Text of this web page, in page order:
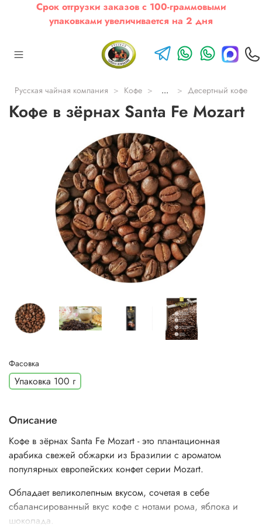
Срок отгрузки заказов с 100-граммовыми
упаковками увеличивается на 2 дня
Русская чайная компания Кофе ... Десертный кофе
Кофе в зёрнах Santa Fe Mozart
Фасовка
Упаковка 100 г
Описание
Кофе в зёрнах Santa Fe Mozart - это плантационная
арабика свежей обжарки из Бразилии с ароматом
популярных европейских конфет серии Mozart.
Обладает великолепным вкусом, сочетая в себе
сбалансированный вкус кофе с нотами рома, яблока и
шоколада.